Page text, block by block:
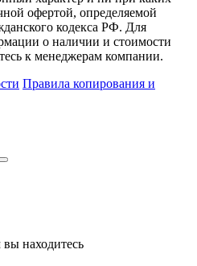
офертой, определяемой
кодекса РФ. Для
о наличии и стоимости
к менеджерам компании.
Правила копирования и
находитесь